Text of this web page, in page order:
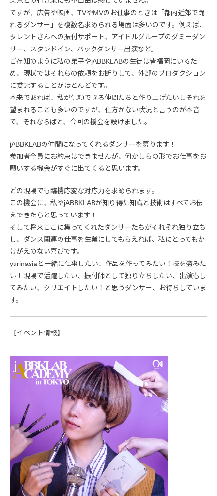
ですが、広告や映画、TVやMVのお仕事のときは「都内近郊で踊
れるダンサー」を複数名求められる場面は多いのです。例えば、
タレントさんへの振付サポート、アイドルグループのダミーダン
サー、スタンドイン、バックダンサー出演など。
ご存知のように私の弟子やjABBKLABの生徒は皆福岡にいるた
め、現状ではそれらの依頼をお断りして、外部のプロダクション
に委託することがほとんどです。
本来であれば、私が信頼できる仲間たちと作り上げたいしそれを
望まれることも多いのですが、仕方がない状況と言うのが本音
で、それならばと、今回の機会を設けました。
jABBKLABの仲間になってくれるダンサーを募ります！
参加者全員にお約束はできませんが、何かしらの形でお仕事をお
願いする機会がすぐに出てくると思います。
どの現場でも臨機応変な対応力を求められます。
この機会に、私やjABBKLABが知り得た知識と技術はすべてお伝
えできたらと思っています！
そして将来ここに集ってくれたダンサーたちがそれぞれ独り立ち
し、ダンス関連の仕事を生業にしてもらえれば、私にとってもか
けがえのない喜びです。
yurinasiaと一緒に仕事したい、作品を作ってみたい！技を盗みた
い！現場で活躍したい、振付師として独り立ちしたい、出演もし
てみたい、クリエイトしたい！と思うダンサー、お待ちしていま
す。
【イベント情報】